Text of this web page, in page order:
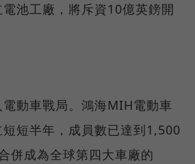
池工廠，將斥資10億英鎊開
動車戰局。鴻海MIH電動車
短半年，成員數已達到1,500
併成為全球第四大車廠的